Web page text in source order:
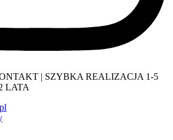
| SZYBKA REALIZACJA 1-5
LATA